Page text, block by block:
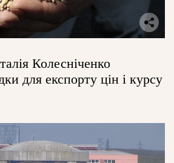
Колесніченко
для експорту цін і курсу